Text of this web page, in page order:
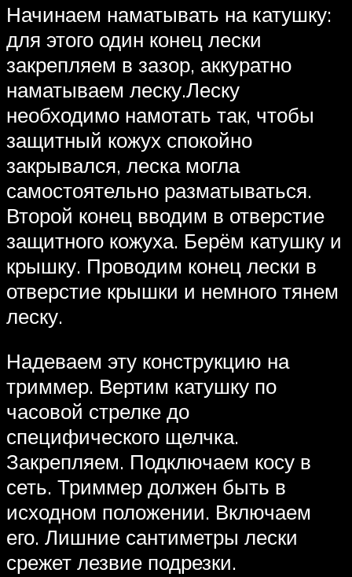
Начинаем наматывать на катушку:
для этого один конец лески
закрепляем в зазор, аккуратно
наматываем леску.Леску
необходимо намотать так, чтобы
защитный кожух спокойно
закрывался, леска могла
самостоятельно разматываться.
Второй конец вводим в отверстие
защитного кожуха. Берём катушку и
крышку. Проводим конец лески в
отверстие крышки и немного тянем
леску.
Надеваем эту конструкцию на
триммер. Вертим катушку по
часовой стрелке до
специфического щелчка.
Закрепляем. Подключаем косу в
сеть. Триммер должен быть в
исходном положении. Включаем
его. Лишние сантиметры лески
срежет лезвие подрезки.